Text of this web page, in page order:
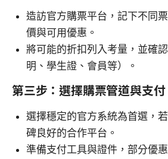
造訪官方購票平台，記下不同
價與可用優惠。
將可能的折扣列入考量，並確
明、學生證、會員等）。
第三步：選擇購票管道與支付
選擇穩定的官方系統為首選，
碑良好的合作平台。
準備支付工具與證件，部分優